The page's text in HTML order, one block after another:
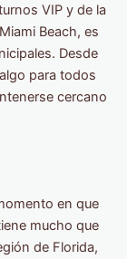
VIP y de la
Beach, es
Desde
para todos
cercano
en que
mucho que
de Florida,